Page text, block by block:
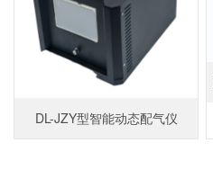
DL-JZY型智能动态配气仪